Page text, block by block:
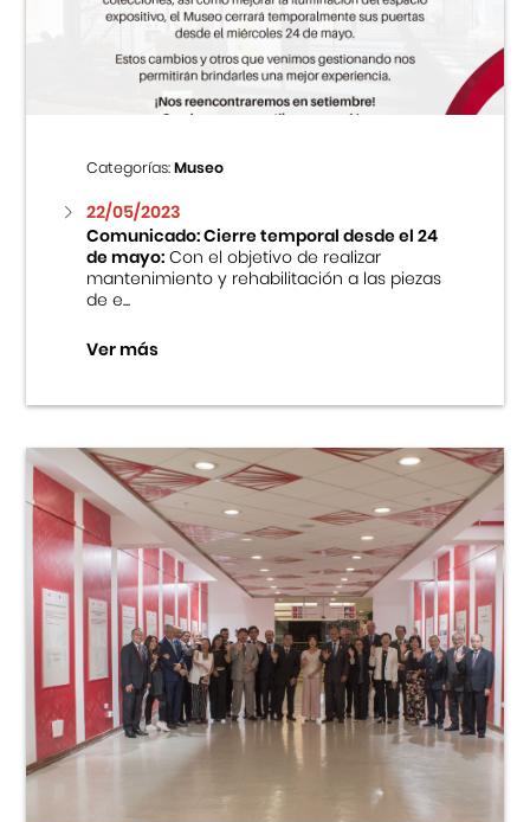
Centro Cultural Peruano Japonés
Museo de la Inmigración Japonesa
Fondo Editorial
Teatro Peruano Japonés
Categorías:Museo
22/05/2023
Comunicado: Cierre temporal desde el 24
de mayo:Con el objetivo de realizar
mantenimiento y rehabilitación a las piezas
de e...
Ver más